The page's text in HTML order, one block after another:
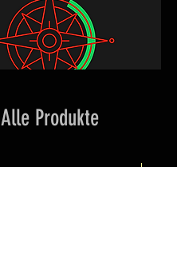
Alle Produkte